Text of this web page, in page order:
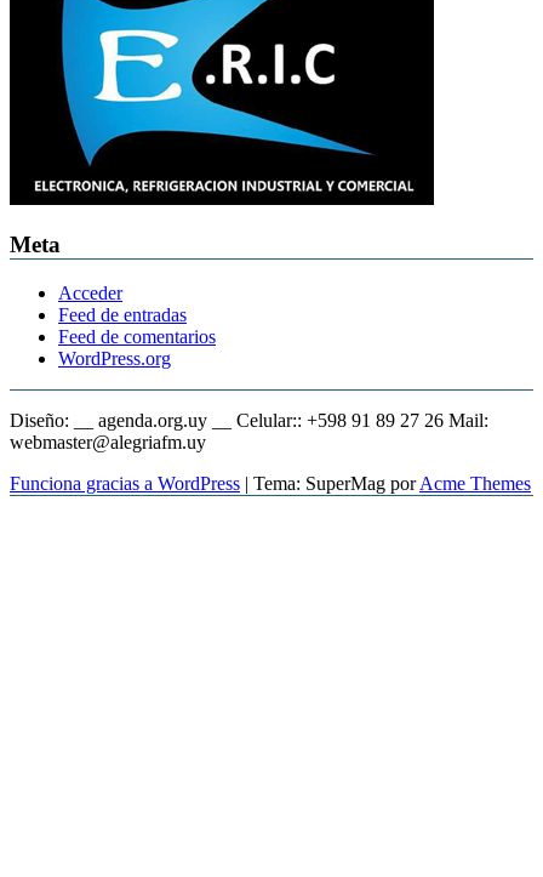
Meta
Acceder
Feed de entradas
Feed de comentarios
WordPress.org
Diseño: __ agenda.org.uy __ Celular:: +598 91 89 27 26 Mail:
webmaster@alegriafm.uy
Funciona gracias a WordPress | Tema: SuperMag porAcme Themes